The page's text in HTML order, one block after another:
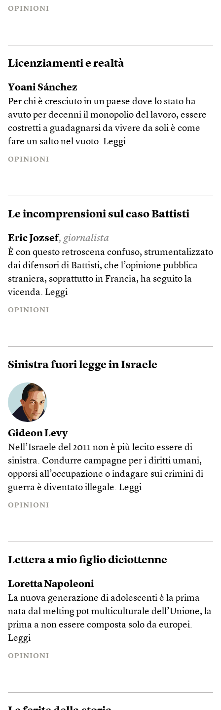
OPINIONI
Licenziamenti e realtà
Yoani Sánchez
Per chi è cresciuto in un paese dove lo stato ha
avuto per decenni il monopolio del lavoro, essere
costretti a guadagnarsi da vivere da soli è come
fare un salto nel vuoto. Leggi
OPINIONI
Le incomprensioni sul caso Battisti
Eric Jozsef, giornalista
È con questo retroscena confuso, strumentalizzato
dai difensori di Battisti, che l’opinione pubblica
straniera, soprattutto in Francia, ha seguito la
vicenda. Leggi
OPINIONI
Sinistra fuori legge in Israele
Gideon Levy
Nell’Israele del 2011 non è più lecito essere di
sinistra. Condurre campagne per i diritti umani,
opporsi all’occupazione o indagare sui crimini di
guerra è diventato illegale. Leggi
OPINIONI
Lettera a mio figlio diciottenne
Loretta Napoleoni
La nuova generazione di adolescenti è la prima
nata dal melting pot multiculturale dell’Unione, la
prima a non essere composta solo da europei.
Leggi
OPINIONI